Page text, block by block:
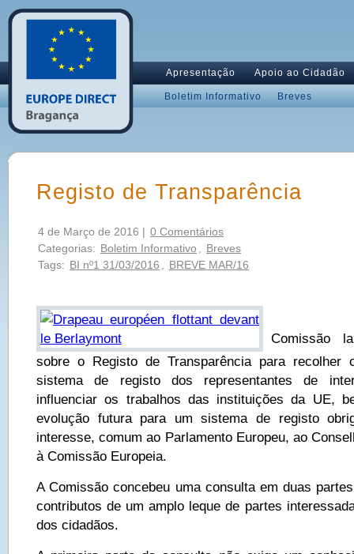
Apresentação Apoio ao Cidadão
Boletim Informativo Breves
Registo de Transparência
4 de Março de 2016 | 0 Comentários
Categorias: Boletim Informativo
Breves
Tags: BI nº1 31/03/2016 BREVE MAR/16
Comissão
sobre o Registo de Transparência para recolher
sistema de registo dos representantes de
influenciar os trabalhos das instituições da UE,
evolução futura para um sistema de registo
interesse, comum ao Parlamento Europeu, ao
à Comissão Europeia.
A Comissão concebeu uma consulta em duas
contributos de um amplo leque de partes
dos cidadãos.